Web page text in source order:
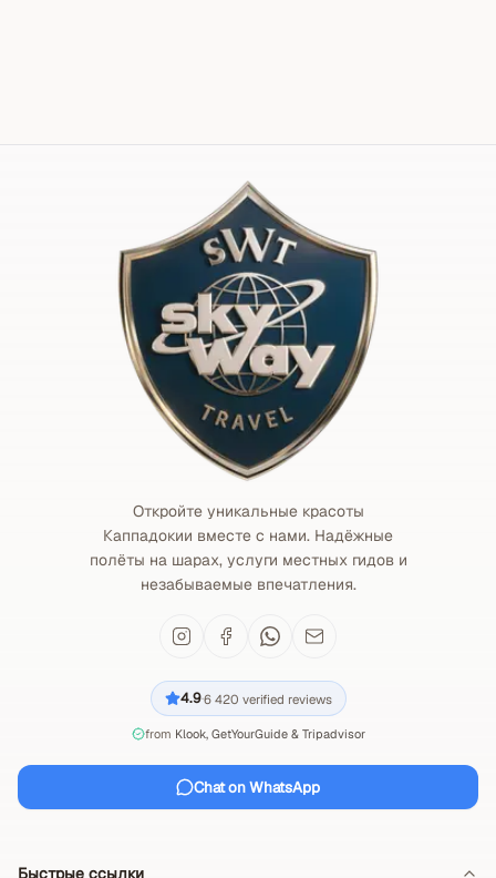
Откройте уникальные красоты
Каппадокии вместе с нами. Надёжные
полёты на шарах, услуги местных гидов и
незабываемые впечатления.
4.9·6 420 verified reviews
from Klook, GetYourGuide & Tripadvisor
Chat on WhatsApp
Быстрые ссылки